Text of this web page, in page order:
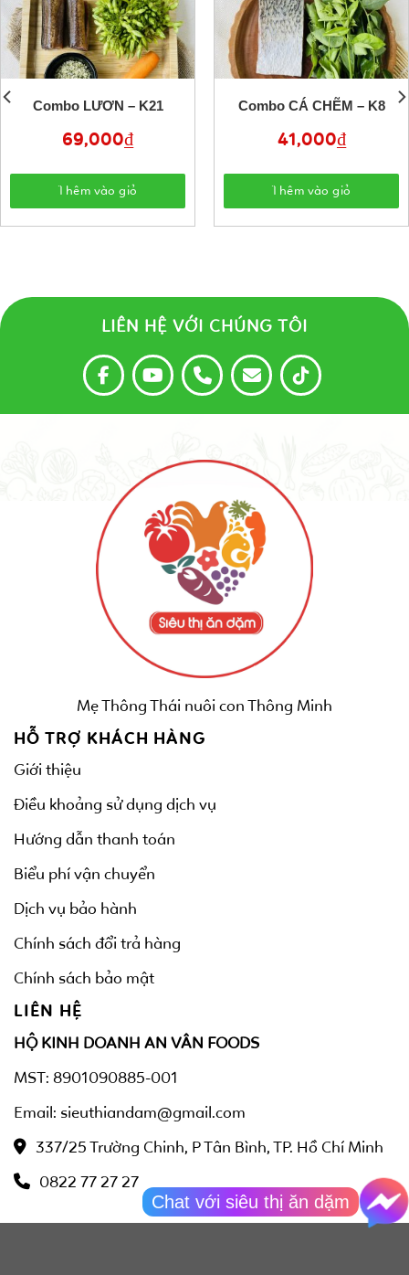
Combo LƯƠN – K21
69,000₫
Thêm vào giỏ
Combo CÁ CHẼM – K8
41,000₫
Thêm vào giỏ
LIÊN HỆ VỚI CHÚNG TÔI
Mẹ Thông Thái nuôi con Thông Minh
HỖ TRỢ KHÁCH HÀNG
Giới thiệu
Điều khoảng sử dụng dịch vụ
Hướng dẫn thanh toán
Biểu phí vận chuyển
Dịch vụ bảo hành
Chính sách đổi trả hàng
Chính sách bảo mật
LIÊN HỆ
HỘ KINH DOANH AN VÂN FOODS
MST: 8901090885-001
Email: sieuthiandam@gmail.com
337/25 Trường Chinh, P Tân Bình, TP. Hồ Chí Minh
0822 77 27 27
Chat với siêu thị ăn dặm